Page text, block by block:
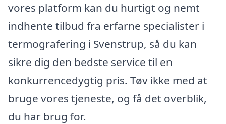
vores platform kan du hurtigt og nemt
indhente tilbud fra erfarne specialister i
termografering i Svenstrup, så du kan
sikre dig den bedste service til en
konkurrencedygtig pris. Tøv ikke med at
bruge vores tjeneste, og få det overblik,
du har brug for.